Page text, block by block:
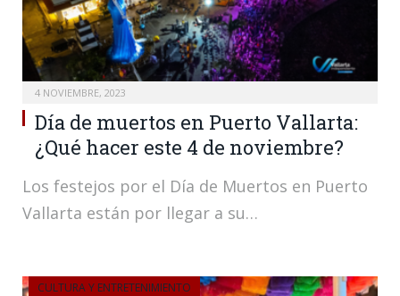
4 NOVIEMBRE, 2023
Día de muertos en Puerto Vallarta:
¿Qué hacer este 4 de noviembre?
Los festejos por el Día de Muertos en Puerto
Vallarta están por llegar a su…
CULTURA Y ENTRETENIMIENTO